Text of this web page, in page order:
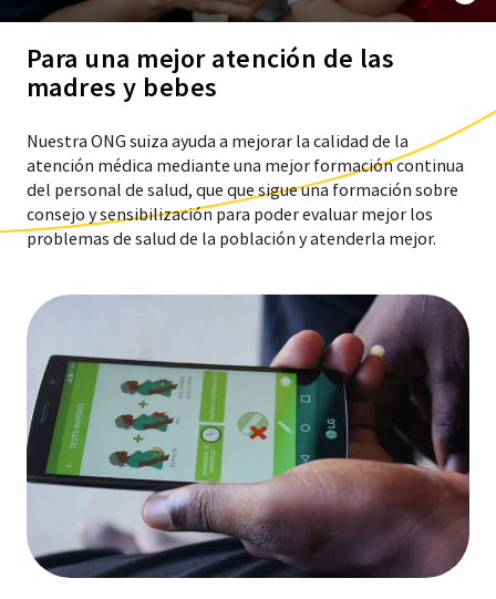
Para una mejor atención de las
madres y bebes
Nuestra ONG suiza ayuda a mejorar la calidad de la
atención médica mediante una mejor formación continua
del personal de salud, que que sigue una formación sobre
consejo y sensibilización para poder evaluar mejor los
problemas de salud de la población y atenderla mejor.